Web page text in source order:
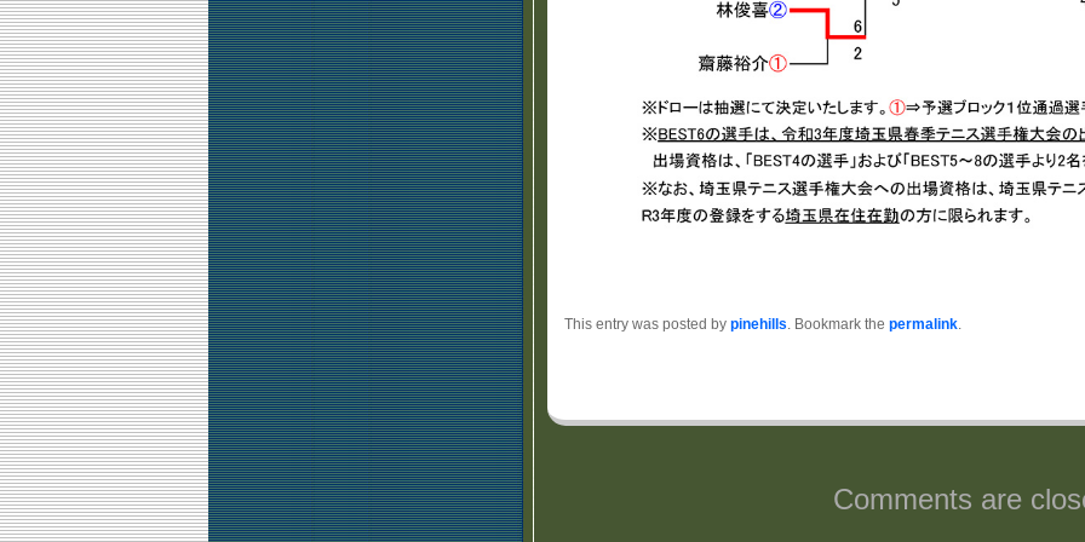
This entry was posted bypinehills. Bookmark thepermalink.
Comments are